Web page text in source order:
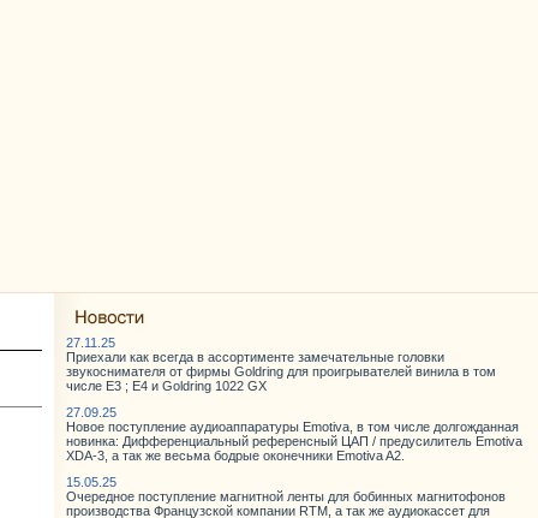
27.11.25
Приехали как всегда в ассортименте замечательные головки
звукоснимателя от фирмы Goldring для проигрывателей винила в том
числе E3 ; E4 и Goldring 1022 GX
27.09.25
Новое поступление аудиоаппаратуры Emotiva, в том числе долгожданная
новинка: Дифференциальный референсный ЦАП / предусилитель Emotiva
XDA-3, а так же весьма бодрые оконечники Emotiva A2.
15.05.25
Очередное поступление магнитной ленты для бобинных магнитофонов
производства Французской компании RTM, а так же аудиокассет для